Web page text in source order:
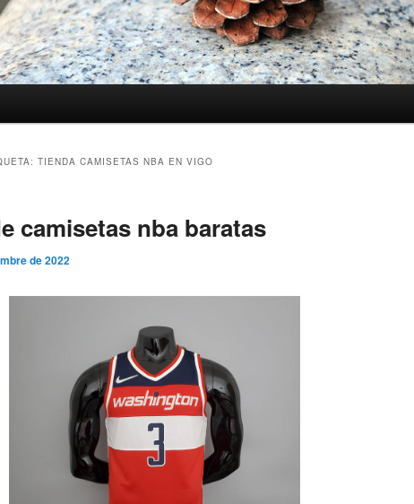
TIENDA CAMISETAS NBA EN VIGO
camisetas nba baratas
de 2022